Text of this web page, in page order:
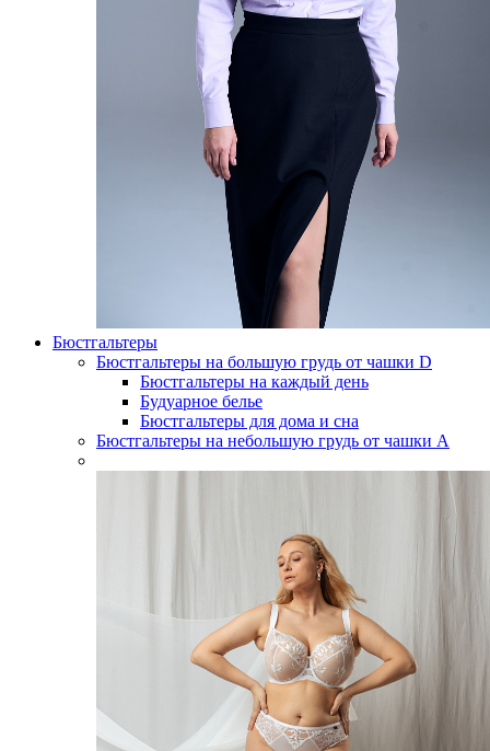
Бюстгальтеры
Бюстгальтеры на большую грудь от чашки D
Бюстгальтеры на каждый день
Будуарное белье
Бюстгальтеры для дома и сна
Бюстгальтеры на небольшую грудь от чашки А